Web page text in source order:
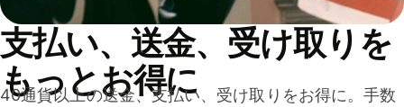
支払い、送金、受け取りを
もっとお得に
40通貨以上の送金、支払い、受け取りをお得に。手数